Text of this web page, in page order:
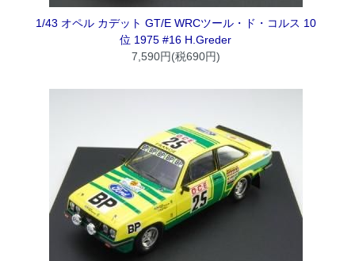
1/43 オペル カデット GT/E WRCツール・ド・コルス 10
位 1975 #16 H.Greder
7,590円(税690円)